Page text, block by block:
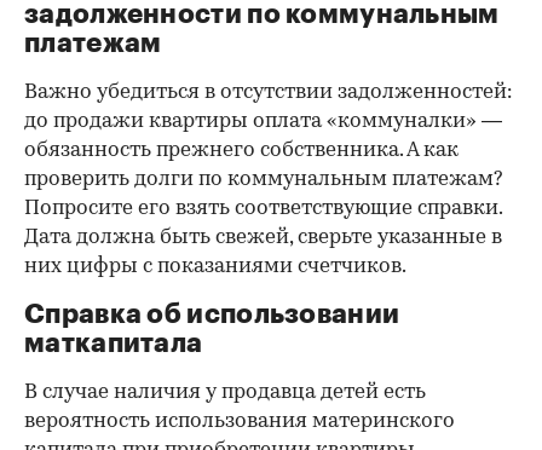
задолженности по коммунальным
платежам
Важно убедиться в отсутствии задолженностей:
до продажи квартиры оплата «коммуналки» —
обязанность прежнего собственника. А как
проверить долги по коммунальным платежам?
Попросите его взять соответствующие справки.
Дата должна быть свежей, сверьте указанные в
них цифры с показаниями счетчиков.
Справка об использовании
маткапитала
В случае наличия у продавца детей есть
вероятность использования материнского